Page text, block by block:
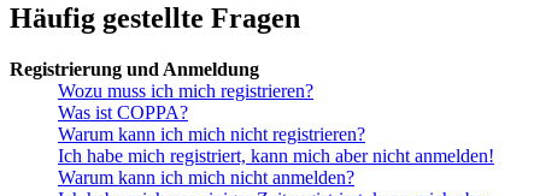
Häufig gestellte Fragen
Registrierung und Anmeldung
Wozu muss ich mich registrieren?
Was ist COPPA?
Warum kann ich mich nicht registrieren?
Ich habe mich registriert, kann mich aber nicht anmelden!
Warum kann ich mich nicht anmelden?